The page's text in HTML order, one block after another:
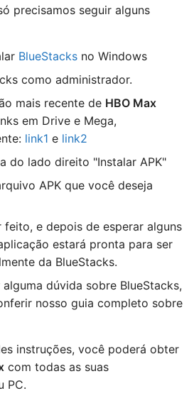
precisamos seguir alguns
BlueStacks no Windows
como administrador.
mais recente de HBO Max
em Drive e Mega,
link1 e link2
do lado direito "Instalar APK"
APK que você deseja
feito, e depois de esperar alguns
estará pronta para ser
da BlueStacks.
dúvida sobre BlueStacks,
nosso guia completo sobre
instruções, você poderá obter
com todas as suas
PC.